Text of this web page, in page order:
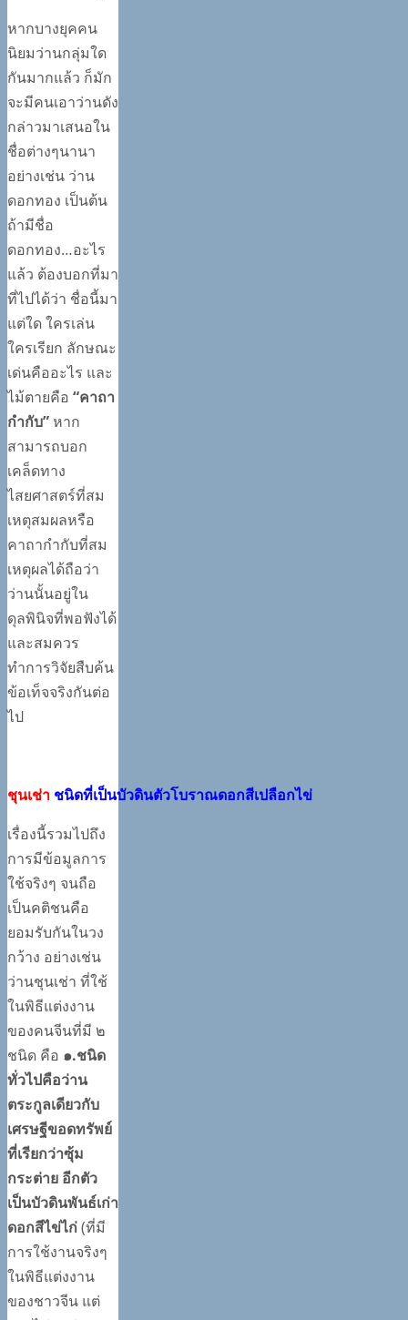
หากบางยุคคน
นิยมว่านกลุ่มใด
กันมากแล้ว ก็มัก
จะมีคนเอาว่านดัง
กล่าวมาเสนอใน
ชื่อต่างๆนานา
อย่างเช่น ว่าน
ดอกทอง เป็นต้น
ถ้ามีชื่อ
ดอกทอง…อะไร
แล้ว ต้องบอกที่มา
ที่ไปได้ว่า ชื่อนี้มา
แต่ใด ใครเล่น
ใครเรียก ลักษณะ
เด่นคืออะไร และ
ไม้ตายคือ “คาถา
กำกับ” หาก
สามารถบอก
เคล็ดทาง
ไสยศาสตร์ที่สม
เหตุสมผลหรือ
คาถากำกับที่สม
เหตุผลได้ถือว่า
ว่านนั้นอยู่ใน
ดุลพินิจที่พอฟังได้
และสมควร
ทำการวิจัยสืบค้น
ข้อเท็จจริงกันต่อ
ไป
ชุนเช่า ชนิดที่เป็นบัวดินตัวโบราณดอกสีเปลือกไข่
เรื่องนี้รวมไปถึง
การมีข้อมูลการ
ใช้จริงๆ จนถือ
เป็นคติชนคือ
ยอมรับกันในวง
กว้าง อย่างเช่น
ว่านชุนเช่า ที่ใช้
ในพิธีแต่งงาน
ของคนจีนที่มี ๒
ชนิด คือ ๑.ชนิด
ทั่วไปคือว่าน
ตระกูลเดียวกับ
เศรษฐีขอดทรัพย์
ที่เรียกว่าซุ้ม
กระต่าย อีกตัว
เป็นบัวดินพันธ์เก่า
ดอกสีไข่ไก่(ที่มี
การใช้งานจริงๆ
ในพิธีแต่งงาน
ของชาวจีน แต่